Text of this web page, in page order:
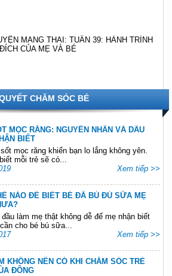
MANG THAI: TUẦN 39: HÀNH TRÌNH
CỦA MẸ VÀ BÉ
CHĂM SÓC BÉ
MỌC RĂNG: NGUYÊN NHÂN VÀ DẤU
BIẾT
mọc răng khiến bạn lo lắng không yên.
mỗi trẻ sẽ có...
Xem tiếp >>
NÀO ĐỂ BIẾT BÉ ĐÃ BÚ ĐỦ SỮA MẸ
làm mẹ thật không dễ để mẹ nhận biết
cho bé bú sữa...
Xem tiếp >>
KHÔNG NÊN CÓ KHI CHĂM SÓC TRẺ
ĐÔNG